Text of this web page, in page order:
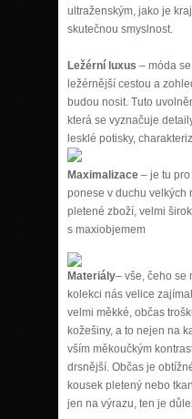
ultraženským, jako je
skutečnou smyslnost.
Ležérní luxus – móda
ležérnější cestou a
budou nosit. Tuto
která se vyznačuje
lesklé potisky,
Maximalizace – je tu
ponese v duchu velkých
pletené zboží, velmi
s maxiobjemem
Materiály– vše, čeho se
kolekci nás velice
velmi měkké, občas
kožešiny, a to nejen na
vším měkoučkým
drsnější. Občas je
kousek pletený nebo
jen na výrazu, ten je